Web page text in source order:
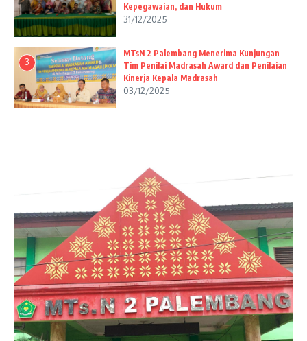
Kepegawaian, dan Hukum
31/12/2025
3
MTsN 2 Palembang Menerima Kunjungan
Tim Penilai Madrasah Award dan Penilaian
Kinerja Kepala Madrasah
03/12/2025